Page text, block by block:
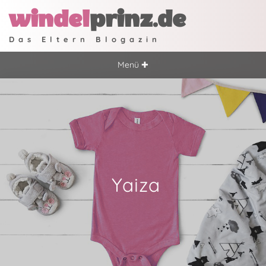
windelprinz.de
Das Eltern Blogazin
Menü ✚
Yaiza